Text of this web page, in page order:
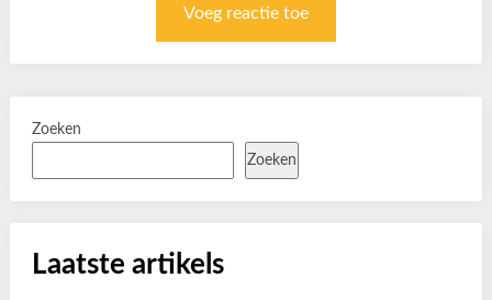
Zoeken
Zoeken
Laatste artikels